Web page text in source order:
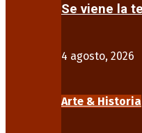
Se viene la
4 agosto, 2026
Arte & Historia